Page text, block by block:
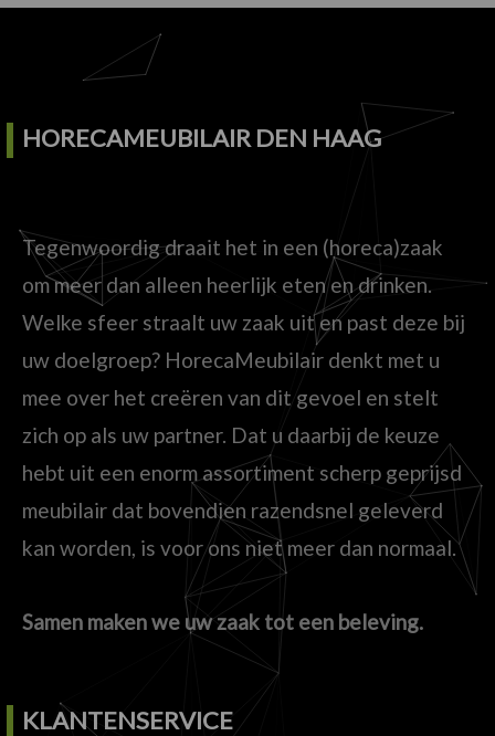
HORECAMEUBILAIR DEN HAAG
Tegenwoordig draait het in een (horeca)zaak
om meer dan alleen heerlijk eten en drinken.
Welke sfeer straalt uw zaak uit en past deze bij
uw doelgroep? HorecaMeubilair denkt met u
mee over het creëren van dit gevoel en stelt
zich op als uw partner. Dat u daarbij de keuze
hebt uit een enorm assortiment scherp geprijsd
meubilair dat bovendien razendsnel geleverd
kan worden, is voor ons niet meer dan normaal.
Samen maken we uw zaak tot een beleving.
KLANTENSERVICE